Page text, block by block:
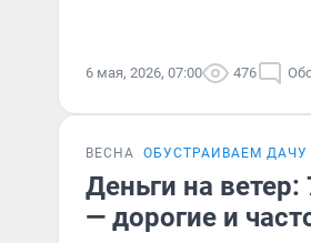
6 мая, 2026, 07:00 476
ВЕСНА ОБУСТРАИВАЕМ ДАЧУ
Деньги на
— дорогие и